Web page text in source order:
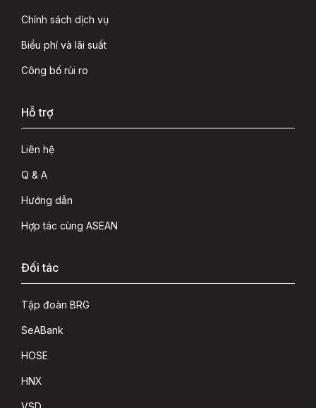
Chính sách dịch vụ
Biểu phí và lãi suất
Công bố rủi ro
Hỗ trợ
Liên hệ
Q & A
Hướng dẫn
Hợp tác cùng ASEAN
Đối tác
Tập đoàn BRG
SeABank
HOSE
HNX